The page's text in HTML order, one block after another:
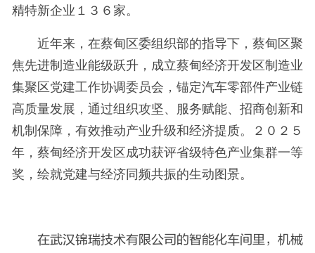
精特新企业１３６家。
近年来，在蔡甸区委组织部的指导下，蔡甸区聚
焦先进制造业能级跃升，成立蔡甸经济开发区制造业
集聚区党建工作协调委员会，锚定汽车零部件产业链
高质量发展，通过组织攻坚、服务赋能、招商创新和
机制保障，有效推动产业升级和经济提质。２０２５
年，蔡甸经济开发区成功获评省级特色产业集群一等
奖，绘就党建与经济同频共振的生动图景。
在武汉锦瑞技术有限公司的智能化车间里，机械